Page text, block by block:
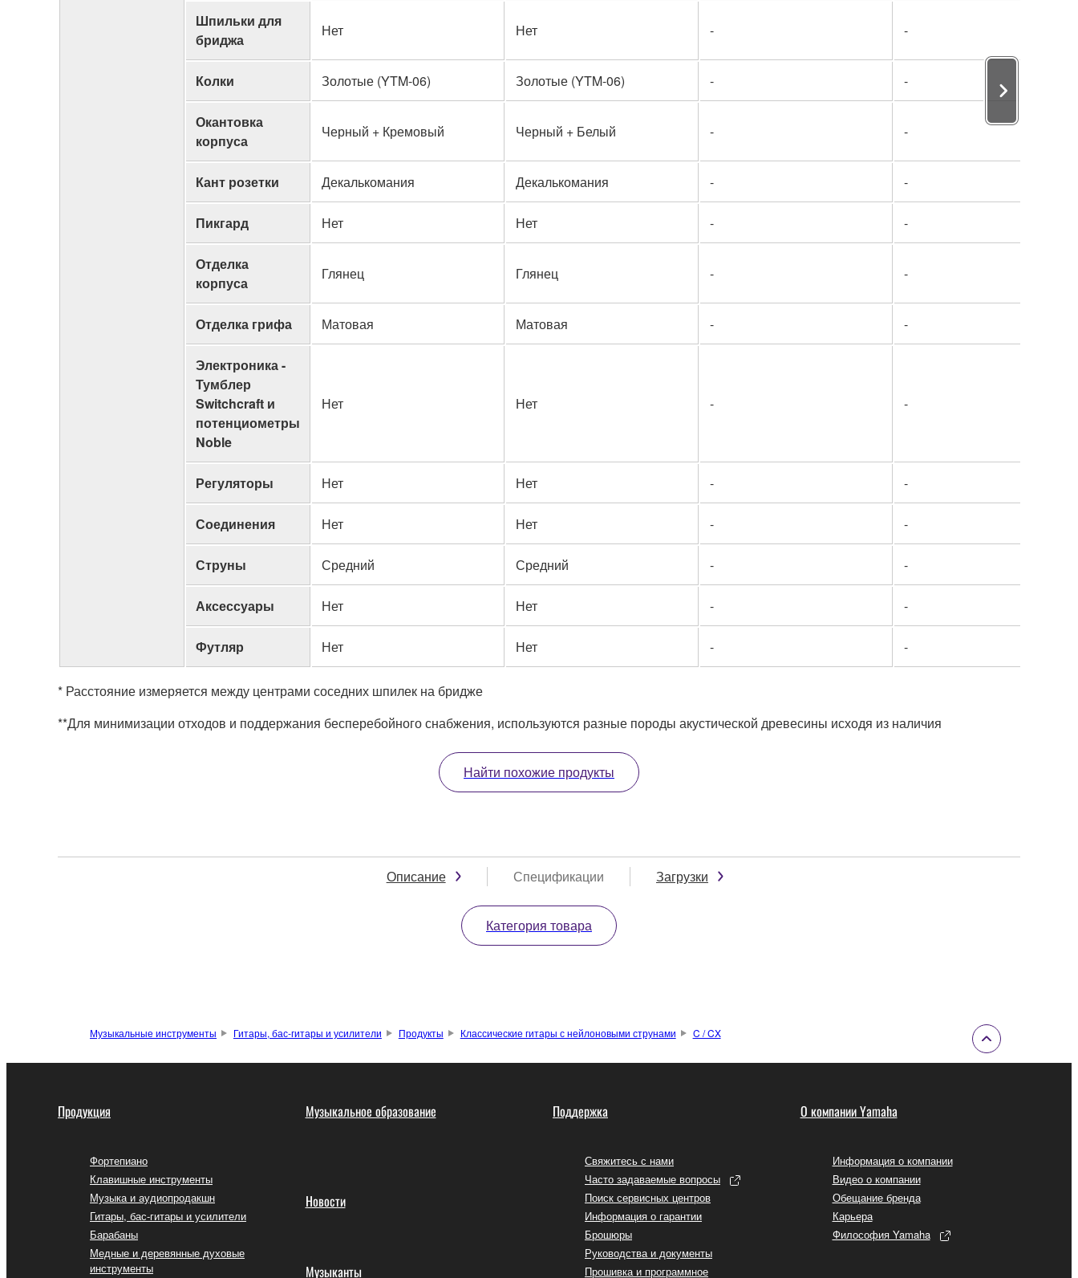
Шпильки для
бриджа
Нет Нет - -
Колки Золотые (YTM-06) Золотые (YTM-06) - -
Окантовка
корпуса
Черный + Кремовый Черный + Белый - -
Кант розетки Декалькомания Декалькомания - -
Пикгард Нет Нет - -
Отделка
корпуса
Глянец Глянец - -
Отделка грифа Матовая Матовая - -
Электроника -
Тумблер
Switchcraft и
потенциометры
Noble
Нет Нет - -
Регуляторы Нет Нет - -
Соединения Нет Нет - -
Струны Средний Средний - -
Аксессуары Нет Нет - -
Футляр Нет Нет - -
* Расстояние измеряется между центрами соседних шпилек на бридже
**Для минимизации отходов и поддержания бесперебойного снабжения, используются разные породы акустической древесины исходя из наличия
Найти похожие продукты
Описание Спецификации Загрузки
Категория товара
Музыкальные инструменты Гитары, бас-гитары и усилители Продукты Классические гитары с нейлоновыми струнами C / CX
Продукция
Фортепиано
Клавишные инструменты
Музыка и аудиопродакшн
Гитары, бас-гитары и усилители
Барабаны
Медные и деревянные духовые
инструменты
Музыкальное образование
Новости
Музыканты
Поддержка
Свяжитесь с нами
Часто задаваемые вопросы
Поиск сервисных центров
Информация о гарантии
Брошюры
Руководства и документы
Прошивка и программное
О компании Yamaha
Информация о компании
Видео о компании
Обещание бренда
Карьера
Философия Yamaha